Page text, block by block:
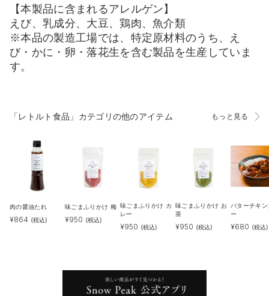
【本製品に含まれるアレルゲン】
えび、乳成分、大豆、鶏肉、魚介類
※本品の製造工場では、特定原材料のうち、え
び・かに・卵・落花生を含む製品を生産していま
す。
「レトルト食品」カテゴリの他のアイテム もっと見る
肉の醤油たれ
¥864 (税込)
味ごまふりかけ 梅
¥950 (税込)
味ごまふりかけ カ
レー
¥950 (税込)
味ごまふりかけ お
茶
¥950 (税込)
バターチキン
ー
¥680 (税込)